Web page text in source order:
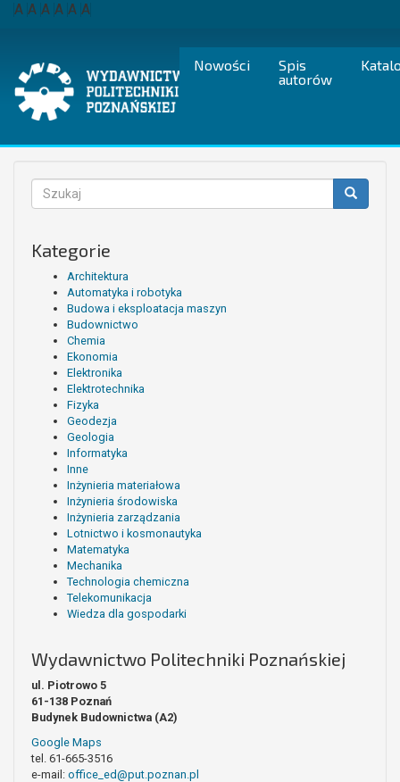
Przejdź
A A A A A A
Nowości
Spis
autorów
Formularz
wyszukiwania
Kategorie
Architektura
Automatyka i robotyka
Budowa i eksploatacja maszyn
Budownictwo
Chemia
Ekonomia
Elektronika
Elektrotechnika
Fizyka
Geodezja
Geologia
Informatyka
Inne
Inżynieria materiałowa
Inżynieria środowiska
Inżynieria zarządzania
Lotnictwo i kosmonautyka
Matematyka
Mechanika
Technologia chemiczna
Telekomunikacja
Wiedza dla gospodarki
Wydawnictwo Politechniki Poznańskiej
ul. Piotrowo 5
61-138 Poznań
Budynek Budownictwa (A2)
Google Maps
tel. 61-665-3516
e-mail: office_ed@put.poznan.pl